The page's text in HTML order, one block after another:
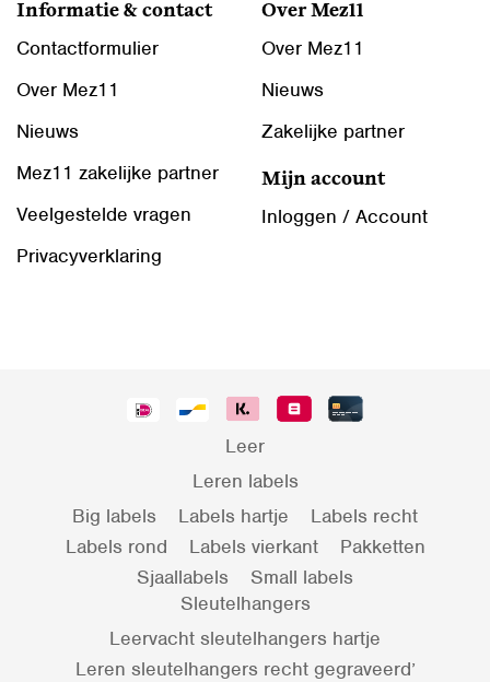
Informatie & contact
Contactformulier
Over Mez11
Nieuws
Mez11 zakelijke partner
Veelgestelde vragen
Privacyverklaring
Over Mez11
Over Mez11
Nieuws
Zakelijke partner
Mijn account
Inloggen / Account
Leer
Leren labels
Big labels
Labels hartje
Labels recht
Labels rond
Labels vierkant
Pakketten
Sjaallabels
Small labels
Sleutelhangers
Leervacht sleutelhangers hartje
Leren sleutelhangers recht gegraveerd’